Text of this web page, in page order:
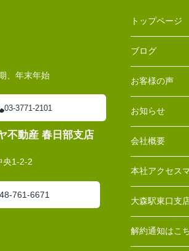
、年末年始
03-3771-2101
不動産 春日部支店
央1-2-2
761-6671
トップページ
ブログ
お客様の声
お知らせ
会社概要
本社アクセス
大森駅東口支
解約通知はこ